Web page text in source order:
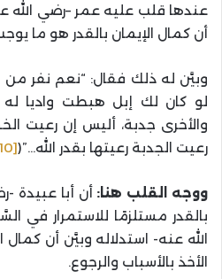
عندها قلب عليه عمر –رضي الله
أن كمال الإيمان بالقدر هو ما
وبيَّن له ذلك فقال: “نعم نفر من
لو كان لك إبل هبطت واديا له
والأخرى جدبة، أليس إن رعيت
رعيت الجدبة رعيتها بقدر الله…”([10]
ووجه القلب هنا: أن أبا عبيدة
بالقدر مستلزمًا للاستمرار في
الله عنه- استدلاله وبيَّن أن
الأخذ بالأسباب والرجوع.